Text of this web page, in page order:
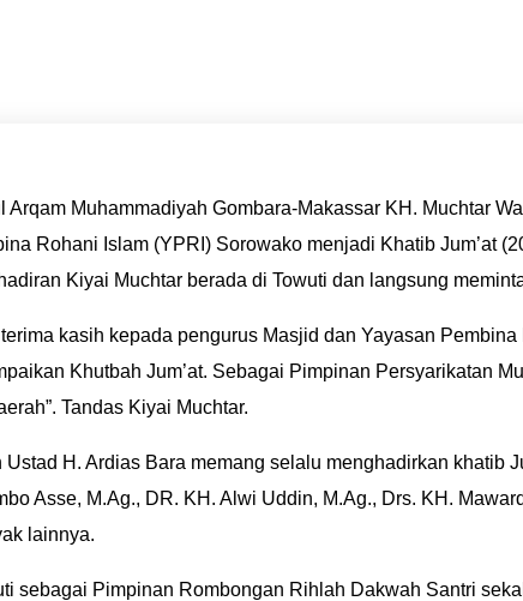
Muhammadiyah Gombara-Makassar KH. Muchtar
Rohani Islam (YPRI) Sorowako menjadi Khatib Jum’at
Kiyai Muchtar berada di Towuti dan langsung
kasih kepada pengurus Masjid dan Yayasan
Khutbah Jum’at. Sebagai Pimpinan Persyarikatan
Tandas Kiyai Muchtar.
H. Ardias Bara memang selalu menghadirkan khatib
Asse, M.Ag., DR. KH. Alwi Uddin, M.Ag., Drs. KH.
lainnya.
sebagai Pimpinan Rombongan Rihlah Dakwah Santri